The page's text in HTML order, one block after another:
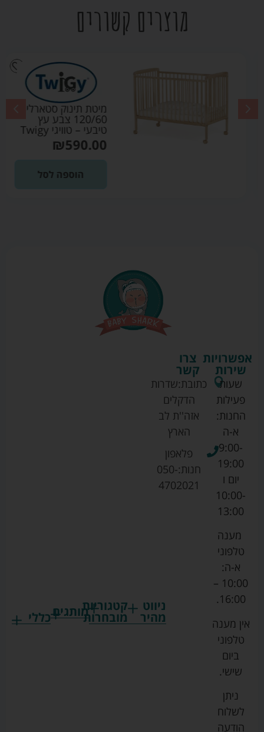
מוצרים קשורים
מיטת תינוק סטארלייט
120/60 צבע עץ
טיבעי – טוויגי Twigy
₪590.00
הוספה לסל
ניווט
מהיר
קטגוריות
מובחרותמותגים
גרקו
כללי
צרו
קשר
כתובת:שדרות
הדקלים
אזה''ת לב
הארץ
פלאפון
חנות:050-
4702021
אפשרויות
שירות
שעות
פעילות
החנות:
א-ה
9:00-
19:00
יום ו
10:00-
13:00
מענה
טלפוני
א-ה:
10:00 –
16:00.
אין מענה
טלפוני
ביום
שישי.
ניתן
לשלוח
הודעה